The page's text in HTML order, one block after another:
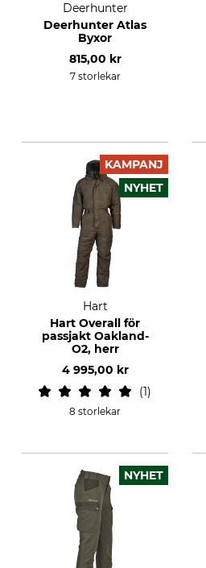
Deerhunter
Deerhunter Atlas
Byxor
815,00 kr
7 storlekar
KAMPANJ
NYHET
Hart
Hart Overall för
passjakt Oakland-
O2, herr
4 995,00 kr
1
8 storlekar
NYHET